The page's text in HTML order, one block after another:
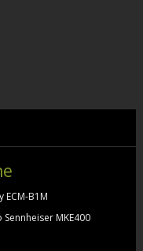
ECM-B1M
MKE400